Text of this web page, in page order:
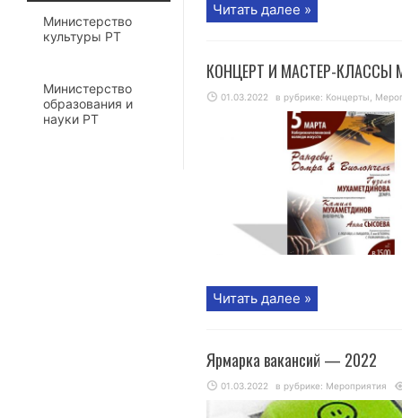
Читать далее »
КОНЦЕРТ И МАСТЕР-КЛАССЫ
01.03.2022 в рубрике: Концерты
Читать далее »
Ярмарка вакансий — 2022
01.03.2022 в рубрике: Мероприятия
Министерство
культуры РТ
Министерство
образования и
науки РТ